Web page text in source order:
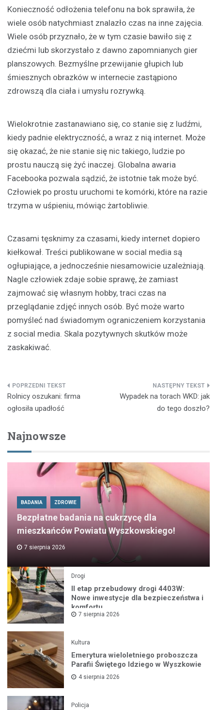
Konieczność odłożenia telefonu na bok sprawiła, że
wiele osób natychmiast znalazło czas na inne zajęcia.
Wiele osób przyznało, że w tym czasie bawiło się z
dziećmi lub skorzystało z dawno zapomnianych gier
planszowych. Bezmyślne przewijanie głupich lub
śmiesznych obrazków w internecie zastąpiono
zdrowszą dla ciała i umysłu rozrywką.
Wielokrotnie zastanawiano się, co stanie się z ludźmi,
kiedy padnie elektryczność, a wraz z nią internet. Może
się okazać, że nie stanie się nic takiego, ludzie po
prostu nauczą się żyć inaczej. Globalna awaria
Facebooka pozwala sądzić, że istotnie tak może być.
Człowiek po prostu uruchomi te komórki, które na razie
trzyma w uśpieniu, mówiąc żartobliwie.
Czasami tęsknimy za czasami, kiedy internet dopiero
kiełkował. Treści publikowane w social media są
ogłupiające, a jednocześnie niesamowicie uzależniają.
Nagle człowiek zdaje sobie sprawę, że zamiast
zajmować się własnym hobby, traci czas na
przeglądanie zdjęć innych osób. Być może warto
pomyśleć nad świadomym ograniczeniem korzystania
z social media. Skala pozytywnych skutków może
zaskakiwać.
Nawigacja
wpisu
Rolnicy oszukani: firma
ogłosiła upadłość
Wypadek na torach WKD: jak
do tego doszło?
Najnowsze
BADANIA ZDROWIE
Bezpłatne badania na cukrzycę dla
mieszkańców Powiatu Wyszkowskiego!
7 sierpnia 2026
Drogi
II etap przebudowy drogi 4403W:
Nowe inwestycje dla bezpieczeństwa i
komfortu
7 sierpnia 2026
Kultura
Emerytura wieloletniego proboszcza
Parafii Świętego Idziego w Wyszkowie
4 sierpnia 2026
Policja